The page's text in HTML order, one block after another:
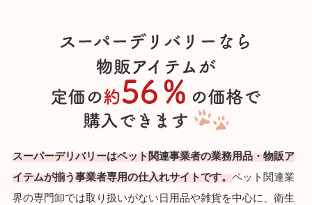
スーパーデリバリーはペット関連事業者の業務用品・物販ア
イテムが揃う事業者専用の仕入れサイトです。ペット関連業
界の専門卸では取り扱いがない日用品や雑貨を中心に、衛生